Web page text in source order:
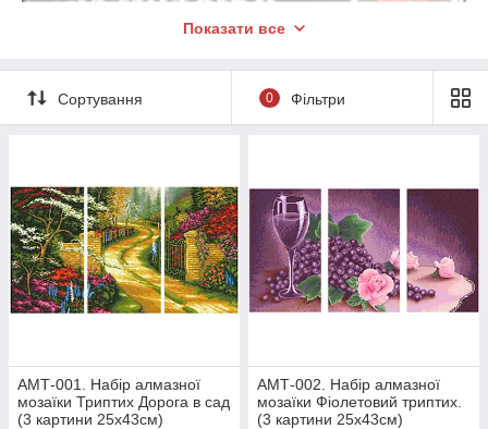
Набори для алмазної мозаїки, які нікого не залишать
байдужими.
Алмазне рукоділля - це зовсім нескладно, але результат
завжди виходить безперечно шикарний! Спробуйте!
Показати все
Сортування 0 Фільтри
АМТ-001. Набір алмазної
мозаїки Триптих Дорога в сад
(3 картини 25х43см)
АМТ-002. Набір алмазної
мозаїки Фіолетовий триптих.
(3 картини 25х43см)